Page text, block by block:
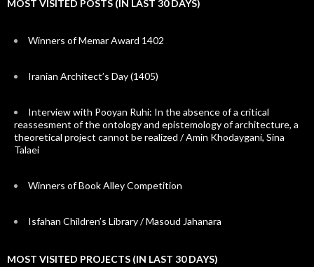
MOST VISITED POSTS (IN LAST 30 DAYS)
Winners of Memar Award 1402
Iranian Architect’s Day (1405)
Interview with Pooyan Ruhi: In the absence of a critical
reassesment of the ontology and epistemology of architecture, a
theoretical project cannot be realized / Amin Khodaygani, Sina
Talaei
Winners of Book Alley Competition
Isfahan Children’s Library / Masoud Jahanara
MOST VISITED PROJECTS (IN LAST 30 DAYS)